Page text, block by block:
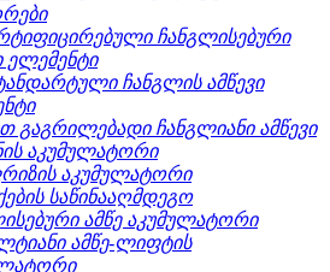
ჩანგლისებური
ელემენტი
ჩანგლის ამწევი
გაგრილებადი ჩანგლიანი ამწევი
აკუმულატორი
აკუმულატორი
საწინააღმდეგო
ამწე აკუმულატორი
ამწე-ლიფტის